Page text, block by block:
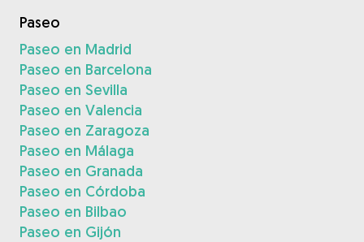
Paseo
Paseo en Madrid
Paseo en Barcelona
Paseo en Sevilla
Paseo en Valencia
Paseo en Zaragoza
Paseo en Málaga
Paseo en Granada
Paseo en Córdoba
Paseo en Bilbao
Paseo en Gijón